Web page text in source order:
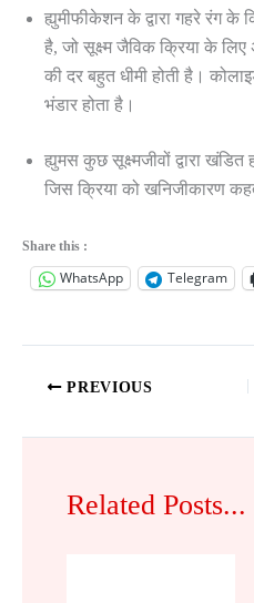
ह्युमीफीकेशन के द्वारा गहरे रंग के
है, जो सूक्ष्म जैविक क्रिया के
की दर बहुत धीमी होती है।
भंडार होता है।
ह्युमस कुछ सूक्ष्मजीवों द्वारा
जिस क्रिया को खनिजीकारण
Share this :
WhatsApp Telegram
PREVIOUS
Related Posts...